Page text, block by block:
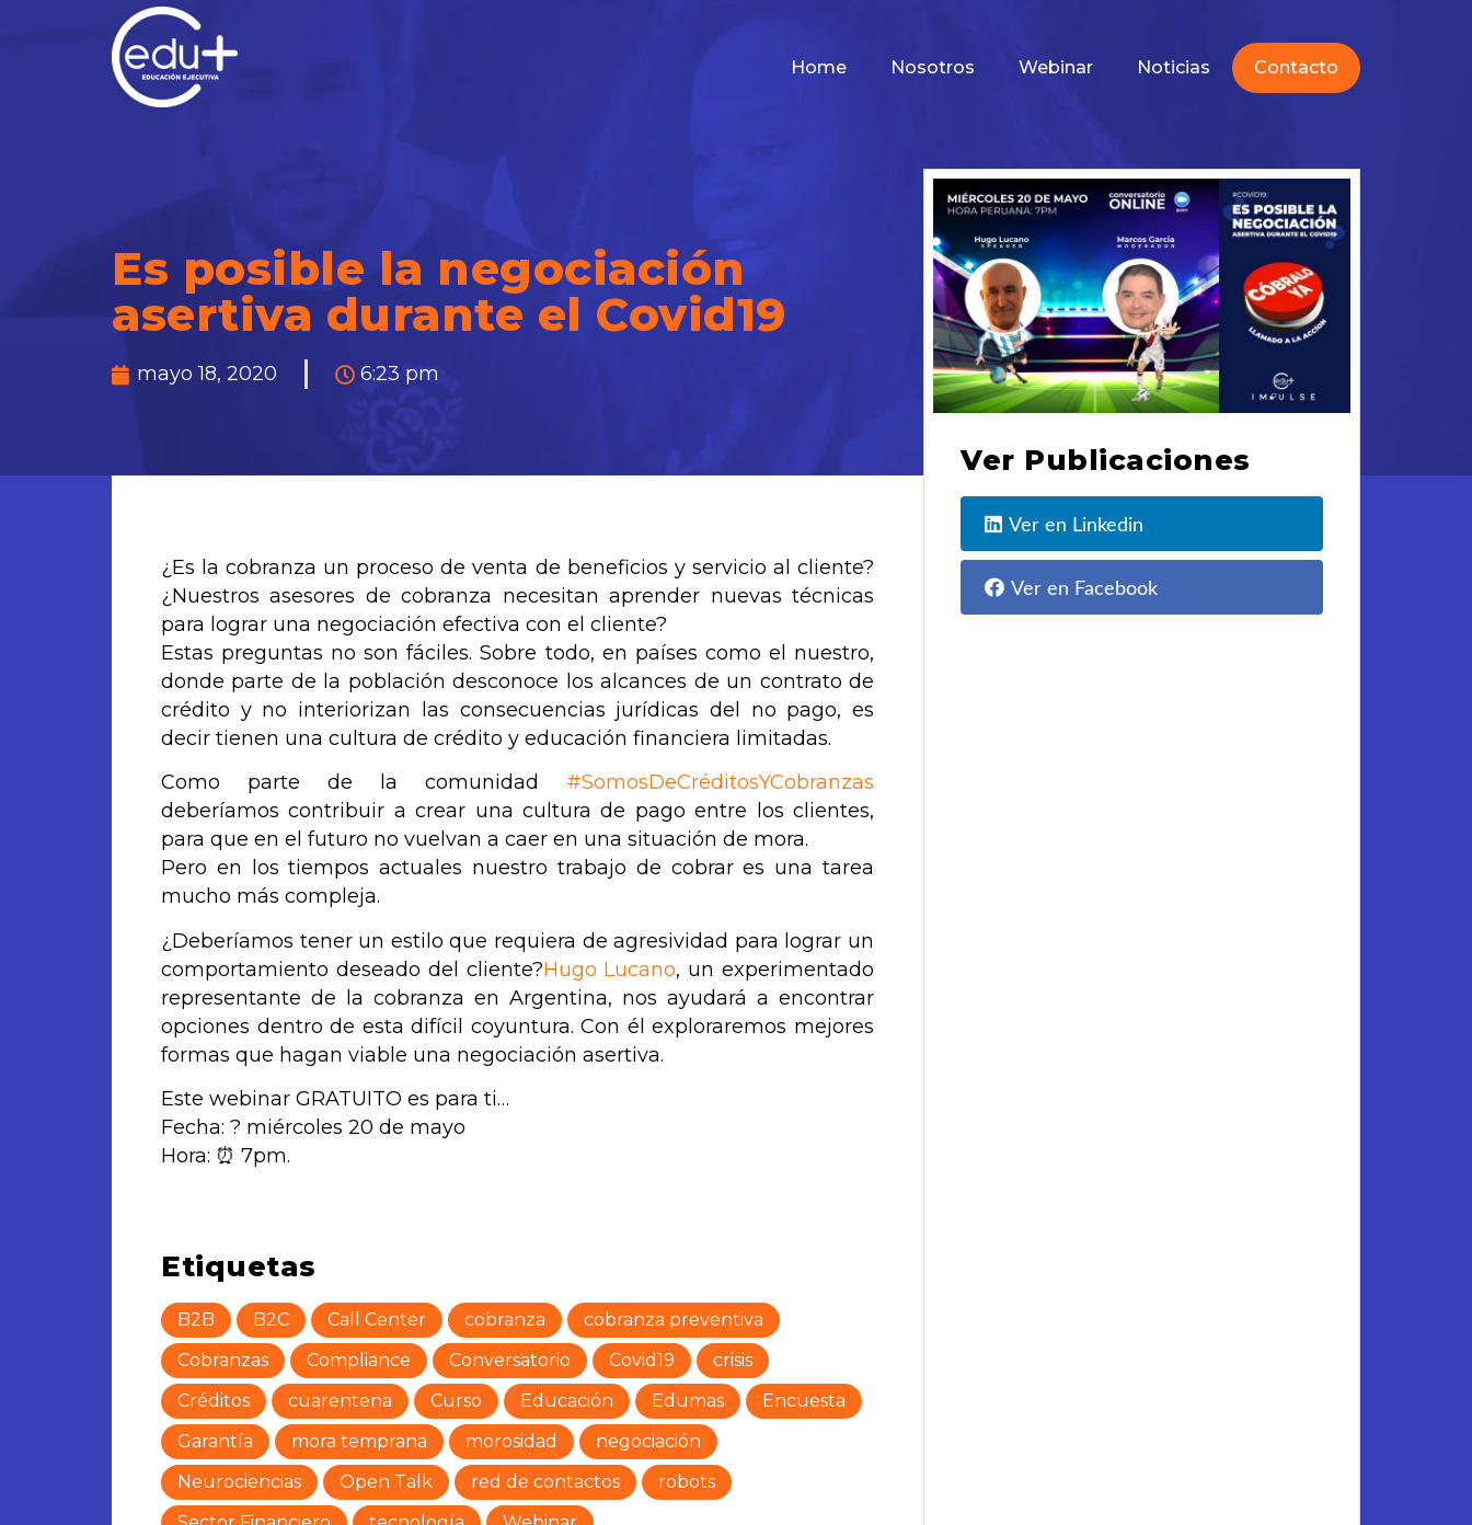
Home Nosotros Webinar Noticias Contacto
Es posible la negociación
asertiva durante el Covid19
mayo 18, 2020 6:23 pm
¿Es la cobranza un proceso de venta de beneficios y servicio al cliente?
¿Nuestros asesores de cobranza necesitan aprender nuevas técnicas
para lograr una negociación efectiva con el cliente?
Estas preguntas no son fáciles. Sobre todo, en países como el nuestro,
donde parte de la población desconoce los alcances de un contrato de
crédito y no interiorizan las consecuencias jurídicas del no pago, es
decir tienen una cultura de crédito y educación financiera limitadas.
Como parte de la comunidad #SomosDeCréditosYCobranzas
deberíamos contribuir a crear una cultura de pago entre los clientes,
para que en el futuro no vuelvan a caer en una situación de mora.
Pero en los tiempos actuales nuestro trabajo de cobrar es una tarea
mucho más compleja.
¿Deberíamos tener un estilo que requiera de agresividad para lograr un
comportamiento deseado del cliente?Hugo Lucano, un experimentado
representante de la cobranza en Argentina, nos ayudará a encontrar
opciones dentro de esta difícil coyuntura. Con él exploraremos mejores
formas que hagan viable una negociación asertiva.
Este webinar GRATUITO es para ti…
Fecha: ? miércoles 20 de mayo
Hora: ⏰ 7pm.
Etiquetas
B2B B2C Call Center cobranza
cobranza preventiva
Cobranzas
Compliance Conversatorio Covid19
crisis
Créditos
cuarentena Curso Educación Edumas
Encuesta
Garantía
mora temprana morosidad
negociación
Neurociencias
Open Talk red de contactos
robots
Ver Publicaciones
Ver en Linkedin
Ver en Facebook